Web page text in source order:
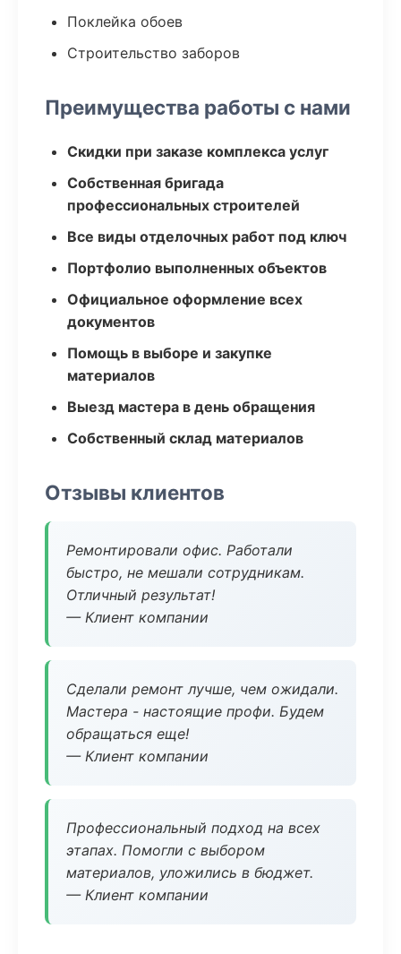
Поклейка обоев
Строительство заборов
Преимущества работы с нами
Скидки при заказе комплекса услуг
Собственная бригада
профессиональных строителей
Все виды отделочных работ под ключ
Портфолио выполненных объектов
Официальное оформление всех
документов
Помощь в выборе и закупке
материалов
Выезд мастера в день обращения
Собственный склад материалов
Отзывы клиентов
Ремонтировали офис. Работали
быстро, не мешали сотрудникам.
Отличный результат!
— Клиент компании
Сделали ремонт лучше, чем ожидали.
Мастера - настоящие профи. Будем
обращаться еще!
— Клиент компании
Профессиональный подход на всех
этапах. Помогли с выбором
материалов, уложились в бюджет.
— Клиент компании